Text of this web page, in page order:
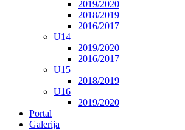
2019/2020
2018/2019
2016/2017
U14
2019/2020
2016/2017
U15
2018/2019
U16
2019/2020
Portal
Galerija